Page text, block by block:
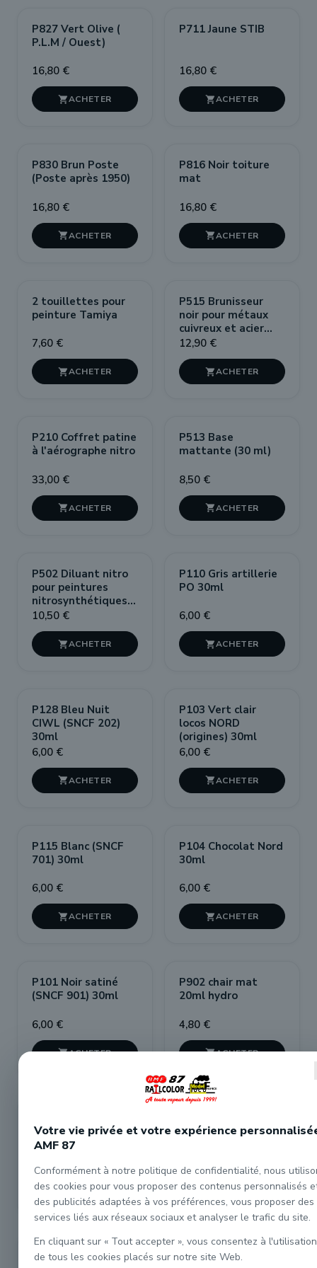
P827 Vert Olive (
P.L.M / Ouest)
16,80 €

P711 Jaune STIB
16,80 €

P830 Brun Poste
(Poste après 1950)
16,80 €

P816 Noir toiture
mat
16,80 €

2 touillettes pour
peinture Tamiya
7,60 €

P515 Brunisseur
noir pour métaux
cuivreux et acier
125ml
12,90 €

PACK
P210 Coffret patine
à l'aérographe nitro
33,00 €

P513 Base
mattante (30 ml)
8,50 €

P502 Diluant nitro
pour peintures
nitrosynthétiques
250, 500ml ou 1L
10,50 €

P110 Gris artillerie
PO 30ml
6,00 €

P128 Bleu Nuit
CIWL (SNCF 202)
30ml
6,00 €

P103 Vert clair
locos NORD
(origines) 30ml
6,00 €

P115 Blanc (SNCF
701) 30ml
6,00 €

P104 Chocolat Nord
30ml
6,00 €

P101 Noir satiné
(SNCF 901) 30ml
6,00 €

P902 chair mat
20ml hydro
4,80 €

graisse téflon

bois brun foncé

P320 Vernis brillant
P730 Gris Rocaille
Votre vie privée et votre expérience
AMF 87
Conformément à notre politique de confidentialité, nous
des cookies pour vous proposer des contenus personnalisés
des publicités adaptées à vos préférences, vous proposer des
services liés aux réseaux sociaux et analyser le trafic du site.
En cliquant sur « Tout accepter », vous consentez à l'utilisation
de tous les cookies placés sur notre site Web.